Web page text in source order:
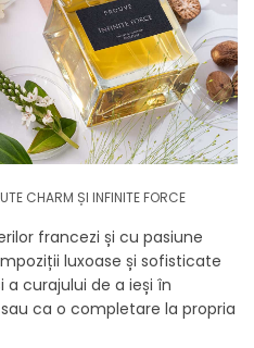
CHARM ȘI INFINITE FORCE
francezi și cu pasiune
luxoase și sofisticate
a curajului de a ieși în
ca o completare la propria